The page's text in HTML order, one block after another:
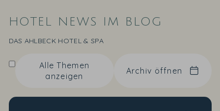
HOTEL NEWS IM BLOG
DAS AHLBECK HOTEL & SPA
Alle Themen
anzeigen
Archiv öffnen